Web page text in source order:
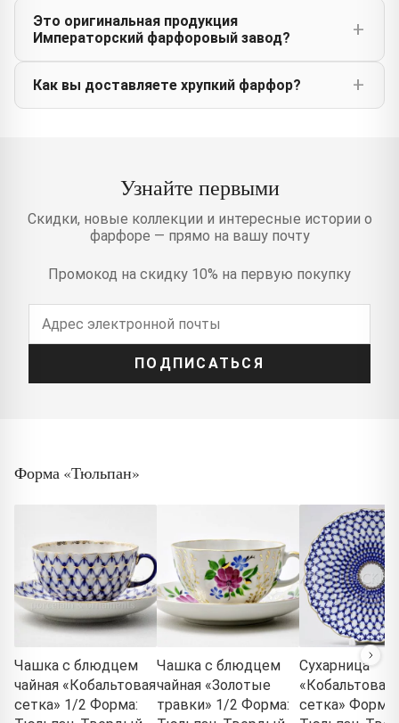
Это оригинальная продукция
Императорский фарфоровый завод?
Как вы доставляете хрупкий фарфор?
Узнайте первыми
Скидки, новые коллекции и интересные истории о
фарфоре — прямо на вашу почту
Промокод на скидку 10% на первую покупку
ПОДПИСАТЬСЯ
Форма «Тюльпан»
Чашка с блюдцем
чайная «Кобальтовая
сетка» 1/2 Форма:
Чашка с блюдцем
чайная «Золотые
травки» 1/2 Форма:
Сухарница
«Кобальтовая
сетка» Форма: